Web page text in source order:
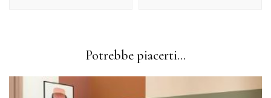
Potrebbe piacerti...